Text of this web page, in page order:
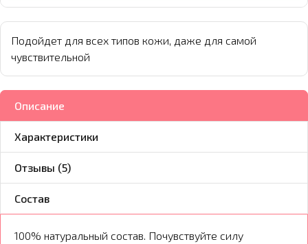
Подойдет для всех типов кожи, даже для самой
чувствительной
Описание
Характеристики
Отзывы (5)
Состав
100% натуральный состав. Почувствуйте силу